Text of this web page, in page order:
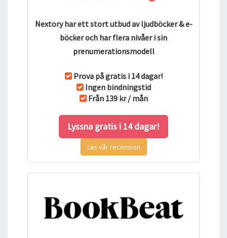
Nextory har ett stort utbud av ljudböcker & e-
böcker och har flera nivåer i sin
prenumerationsmodell
Prova på gratis i 14 dagar!
Ingen bindningstid
Från 139 kr / mån
Lyssna gratis i 14 dagar!
Läs vår recension